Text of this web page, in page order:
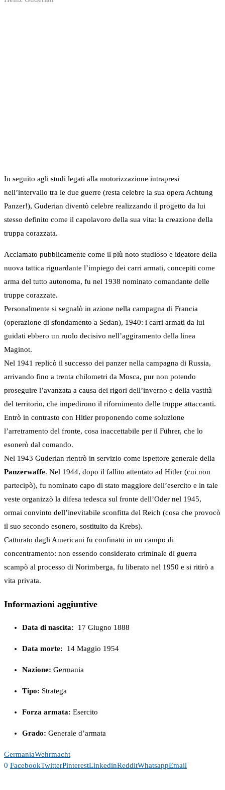
In seguito agli studi legati alla motorizzazione intrapresi
nell’intervallo tra le due guerre (resta celebre la sua opera Achtung
Panzer!), Guderian diventò celebre realizzando il progetto da lui
stesso definito come il capolavoro della sua vita: la creazione della
truppa corazzata.
Acclamato pubblicamente come il più noto studioso e ideatore della
nuova tattica riguardante l’impiego dei carri armati, concepiti come
arma del tutto autonoma, fu nel 1938 nominato comandante delle
truppe corazzate.
Personalmente si segnalò in azione nella campagna di Francia
(operazione di sfondamento a Sedan), 1940: i carri armati da lui
guidati ebbero un ruolo decisivo nell’aggiramento della linea
Maginot.
Nel 1941 replicò il successo dei panzer nella campagna di Russia,
arrivando fino a trenta chilometri da Mosca, pur non potendo
proseguire l’avanzata a causa dei rigori dell’inverno e della vastità
del territorio, che impedirono il rifornimento delle truppe attaccanti.
Entrò in contrasto con Hitler proponendo come soluzione
l’arretramento del fronte, cosa inaccettabile per il Führer, che lo
esonerò dal comando.
Nel 1943 Guderian rientrò in servizio come ispettore generale della
Panzerwaffe. Nel 1944, dopo il fallito attentato ad Hitler (cui non
partecipò), fu nominato capo di stato maggiore dell’esercito e in tale
veste organizzò la difesa tedesca sul fronte dell’Oder nel 1945,
ormai convinto dell’inevitabile sconfitta del Reich (cosa che provocò
il suo secondo esonero, sostituito da Krebs).
Catturato dagli Americani fu confinato in un campo di
concentramento: non essendo considerato criminale di guerra
scampò al processo di Norimberga, fu liberato nel 1950 e si ritirò a
vita privata.
Informazioni aggiuntive
Data di nascita: 17 Giugno 1888
Data morte: 14 Maggio 1954
Nazione: Germania
Tipo: Stratega
Forza armata: Esercito
Grado: Generale d’armata
GermaniaWehrmacht
0 FacebookTwitterPinterestLinkedinRedditWhatsappEmail